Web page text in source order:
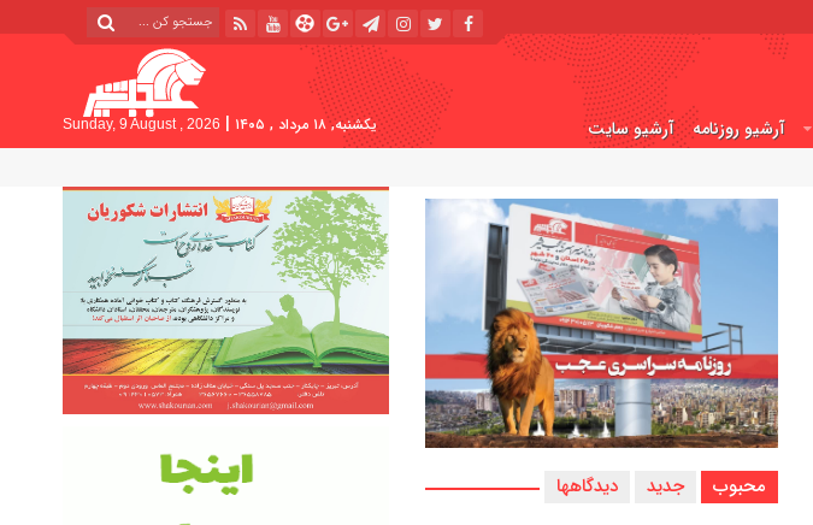
آرشیو روزنامه آرشیو سایت یکشنبه, ۱۸ مرداد , ۱۴۰۵ |
Sunday, 9 August , 2026
محبوب جدید دیدگاهها